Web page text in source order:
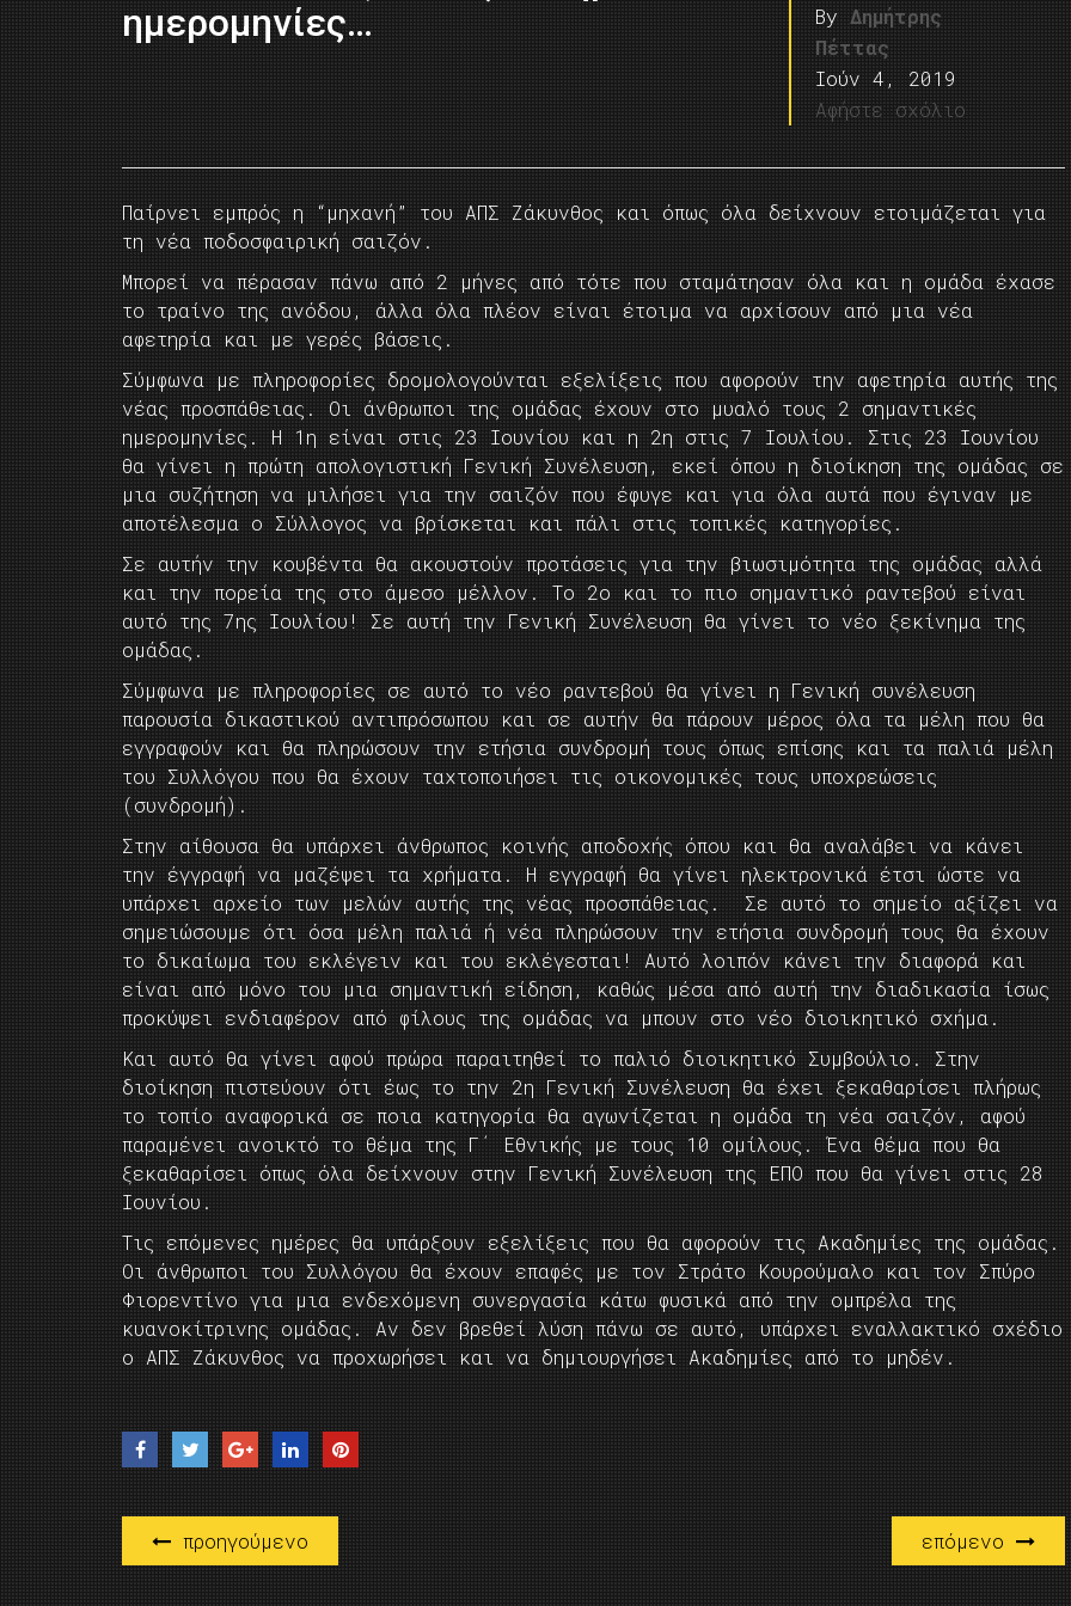
ημερομηνίες…
By Δημήτρης
Πέττας
Ιούν 4, 2019
Αφήστε σχόλιο
Παίρνει εμπρός η “μηχανή” του ΑΠΣ Ζάκυνθος και όπως όλα δείχνουν ετοιμάζεται για
τη νέα ποδοσφαιρική σαιζόν.
Μπορεί να πέρασαν πάνω από 2 μήνες από τότε που σταμάτησαν όλα και η ομάδα έχασε
το τραίνο της ανόδου, άλλα όλα πλέον είναι έτοιμα να αρχίσουν από μια νέα
αφετηρία και με γερές βάσεις.
Σύμφωνα με πληροφορίες δρομολογούνται εξελίξεις που αφορούν την αφετηρία αυτής της
νέας προσπάθειας. Οι άνθρωποι της ομάδας έχουν στο μυαλό τους 2 σημαντικές
ημερομηνίες. Η 1η είναι στις 23 Ιουνίου και η 2η στις 7 Ιουλίου. Στις 23 Ιουνίου
θα γίνει η πρώτη απολογιστική Γενική Συνέλευση, εκεί όπου η διοίκηση της ομάδας σε
μια συζήτηση να μιλήσει για την σαιζόν που έφυγε και για όλα αυτά που έγιναν με
αποτέλεσμα ο Σύλλογος να βρίσκεται και πάλι στις τοπικές κατηγορίες.
Σε αυτήν την κουβέντα θα ακουστούν προτάσεις για την βιωσιμότητα της ομάδας αλλά
και την πορεία της στο άμεσο μέλλον. Το 2ο και το πιο σημαντικό ραντεβού είναι
αυτό της 7ης Ιουλίου! Σε αυτή την Γενική Συνέλευση θα γίνει το νέο ξεκίνημα της
ομάδας.
Σύμφωνα με πληροφορίες σε αυτό το νέο ραντεβού θα γίνει η Γενική συνέλευση
παρουσία δικαστικού αντιπρόσωπου και σε αυτήν θα πάρουν μέρος όλα τα μέλη που θα
εγγραφούν και θα πληρώσουν την ετήσια συνδρομή τους όπως επίσης και τα παλιά μέλη
του Συλλόγου που θα έχουν ταχτοποιήσει τις οικονομικές τους υποχρεώσεις
(συνδρομή).
Στην αίθουσα θα υπάρχει άνθρωπος κοινής αποδοχής όπου και θα αναλάβει να κάνει
την έγγραφή να μαζέψει τα χρήματα. Η εγγραφή θα γίνει ηλεκτρονικά έτσι ώστε να
υπάρχει αρχείο των μελών αυτής της νέας προσπάθειας. Σε αυτό το σημείο αξίζει να
σημειώσουμε ότι όσα μέλη παλιά ή νέα πληρώσουν την ετήσια συνδρομή τους θα έχουν
το δικαίωμα του εκλέγειν και του εκλέγεσται! Αυτό λοιπόν κάνει την διαφορά και
είναι από μόνο του μια σημαντική είδηση, καθώς μέσα από αυτή την διαδικασία ίσως
προκύψει ενδιαφέρον από φίλους της ομάδας να μπουν στο νέο διοικητικό σχήμα.
Και αυτό θα γίνει αφού πρώρα παραιτηθεί το παλιό διοικητικό Συμβούλιο. Στην
διοίκηση πιστεύουν ότι έως το την 2η Γενική Συνέλευση θα έχει ξεκαθαρίσει πλήρως
το τοπίο αναφορικά σε ποια κατηγορία θα αγωνίζεται η ομάδα τη νέα σαιζόν, αφού
παραμένει ανοικτό το θέμα της Γ΄ Εθνικής με τους 10 ομίλους. Ένα θέμα που θα
ξεκαθαρίσει όπως όλα δείχνουν στην Γενική Συνέλευση της ΕΠΟ που θα γίνει στις 28
Ιουνίου.
Τις επόμενες ημέρες θα υπάρξουν εξελίξεις που θα αφορούν τις Ακαδημίες της ομάδας.
Οι άνθρωποι του Συλλόγου θα έχουν επαφές με τον Στράτο Κουρούμαλο και τον Σπύρο
Φιορεντίνο για μια ενδεχόμενη συνεργασία κάτω φυσικά από την ομπρέλα της
κυανοκίτρινης ομάδας. Αν δεν βρεθεί λύση πάνω σε αυτό, υπάρχει εναλλακτικό σχέδιο
ο ΑΠΣ Ζάκυνθος να προχωρήσει και να δημιουργήσει Ακαδημίες από το μηδέν.
προηγούμενο επόμενο